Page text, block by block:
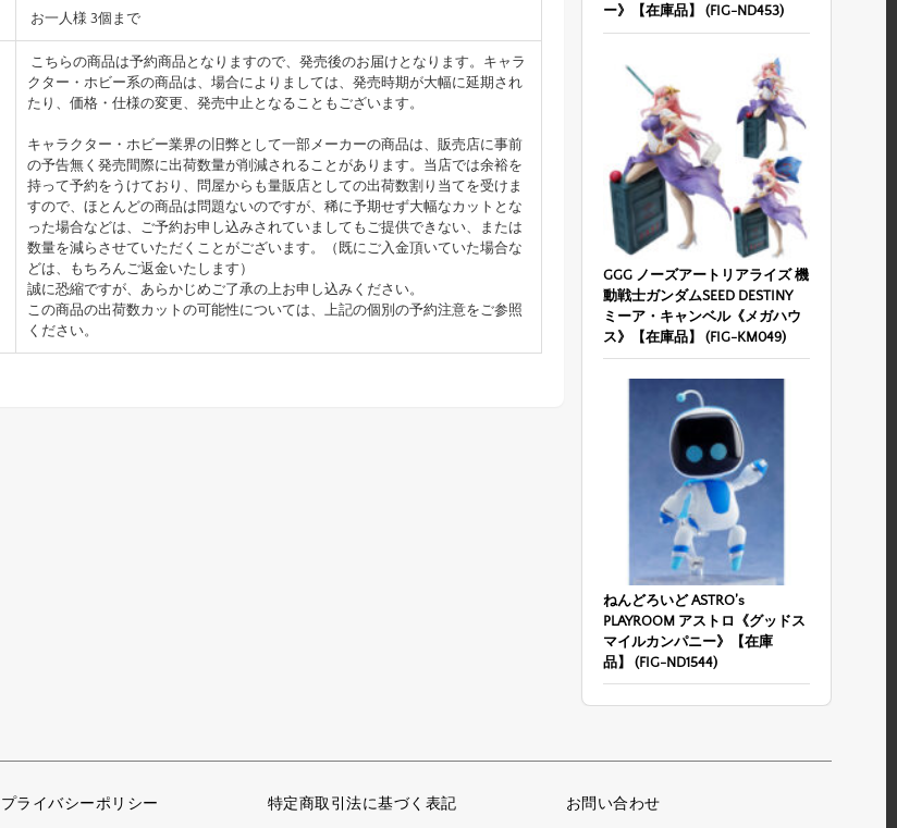
お一人様 3個まで
こちらの商品は予約商品となりますので、発売後のお届けとなります。キャラ
クター・ホビー系の商品は、場合によりましては、発売時期が大幅に延期され
たり、価格・仕様の変更、発売中止となることもございます。
キャラクター・ホビー業界の旧弊として一部メーカーの商品は、販売店に事前
の予告無く発売間際に出荷数量が削減されることがあります。当店では余裕を
持って予約をうけており、問屋からも量販店としての出荷数割り当てを受けま
すので、ほとんどの商品は問題ないのですが、稀に予期せず大幅なカットとな
った場合などは、ご予約お申し込みされていましてもご提供できない、または
数量を減らさせていただくことがございます。（既にご入金頂いていた場合な
どは、もちろんご返金いたします）
誠に恐縮ですが、あらかじめご了承の上お申し込みください。
この商品の出荷数カットの可能性については、上記の個別の予約注意をご参照
ください。
ー》【在庫品】 (FIG-ND453)
GGG ノーズアートリアライズ 機
動戦士ガンダムSEED DESTINY
ミーア・キャンベル《メガハウ
ス》【在庫品】 (FIG-KM049)
ねんどろいど ASTRO’s
PLAYROOM アストロ《グッドス
マイルカンパニー》【在庫
品】 (FIG-ND1544)
プライバシーポリシー 特定商取引法に基づく表記 お問い合わせ